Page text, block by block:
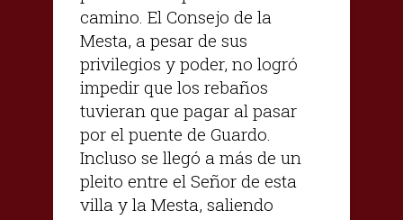
camino. El Consejo de la
Mesta, a pesar de sus
privilegios y poder, no logró
impedir que los rebaños
tuvieran que pagar al pasar
por el puente de Guardo.
Incluso se llegó a más de un
pleito entre el Señor de esta
villa y la Mesta, saliendo